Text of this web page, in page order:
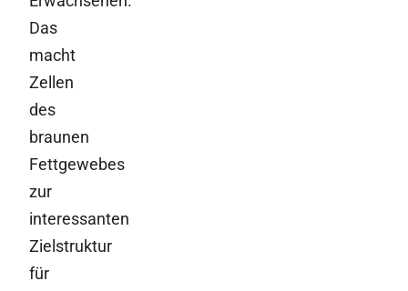
Das
macht
Zellen
des
braunen
Fettgewebes
zur
interessanten
Zielstruktur
für